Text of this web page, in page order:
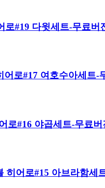
#19 다윗세트-무료버
로#17 여호수아세트-
로#16 야곱세트-무료버
어로#15 아브라함세